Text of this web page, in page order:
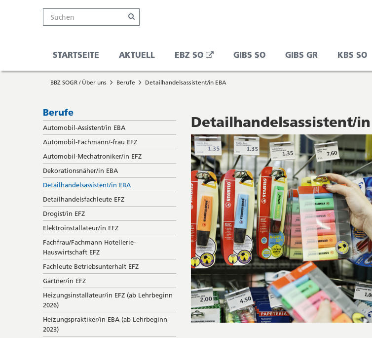
Kanton
Solothurn
Suche
Online-
Schalter
Navigation
Suche
Hauptnavigation
STARTSEITE AKTUELL EBZ SO
ÖFFNET
IN
FENSTER
GIBS SO GIBS GR KBS SO
Service-
Navigation
Sie
befinden
BBZ SOGR / Über uns Berufe Detailhandelsassistent/in EBA
Subnavigation
Berufe
Automobil-Assistent/in EBA
Automobil-Fachmann/-frau EFZ
Automobil-Mechatroniker/in EFZ
Dekorationsnäher/in EBA
Detailhandelsassistent/in EBA
Detailhandelsfachleute EFZ
Drogist/in EFZ
Elektroinstallateur/in EFZ
Fachfrau/Fachmann Hotellerie-
Hauswirtschaft EFZ
Fachleute Betriebsunterhalt EFZ
Gärtner/in EFZ
Heizungsinstallateur/in EFZ (ab Lehrbeginn
2026)
Heizungspraktiker/in EBA (ab Lehrbeginn
2023)
Detailhandelsassistent/in